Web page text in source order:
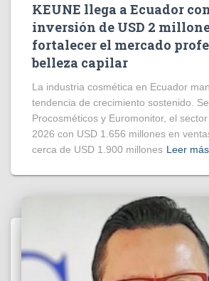
KEUNE llega a Ecuador
inversión de USD 2
fortalecer el mercado
belleza capilar
La industria cosmética en Ecuador
tendencia de crecimiento sostenido.
Procosméticos y Euromonitor, el
2026 con USD 1.656 millones en
cerca de USD 1.900 millones Leer más